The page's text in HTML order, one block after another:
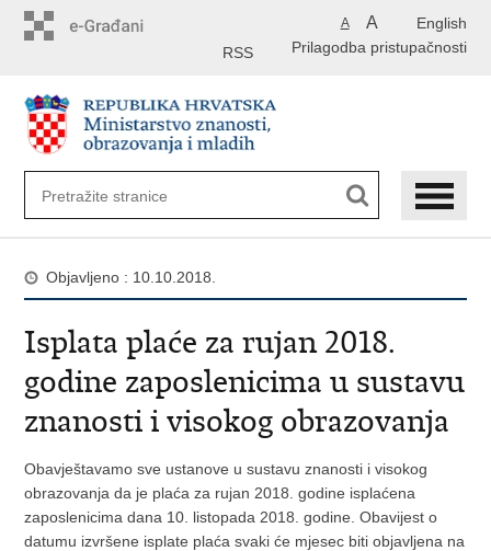
English
A A
Prilagodba pristupačnosti
RSS
Objavljeno : 10.10.2018.
Isplata plaće za rujan 2018.
godine zaposlenicima u sustavu
znanosti i visokog obrazovanja
Obavještavamo sve ustanove u sustavu znanosti i visokog
obrazovanja da je plaća za rujan 2018. godine isplaćena
zaposlenicima dana 10. listopada 2018. godine. Obavijest o
datumu izvršene isplate plaća svaki će mjesec biti objavljena na